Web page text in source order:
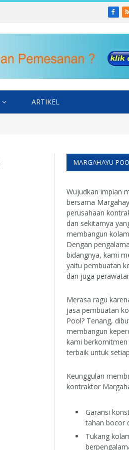
ARTIKEL
MARGAHAYU
Wujudkan impian
bersama
perusahaan
dan sekitarnya
membangun
Dengan
bidangnya, kami
yaitu pembuatan
dan juga
Merasa ragu
jasa pembuatan
Pool? Tenang,
membangun
kami
terbaik untuk
Keunggulan
kontraktor
Garansi
tahan bocor
Tukang